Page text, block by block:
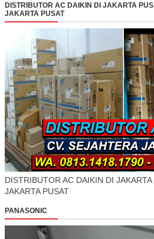
DISTRIBUTOR AC DAIKIN DI JAKARTA
JAKARTA PUSAT
DISTRIBUTOR AC DAIKIN DI
JAKARTA PUSAT
PANASONIC